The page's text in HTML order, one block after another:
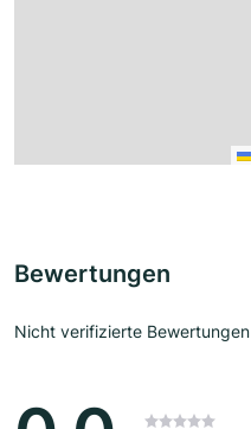
Bewertungen
Nicht verifizierte Bewertungen